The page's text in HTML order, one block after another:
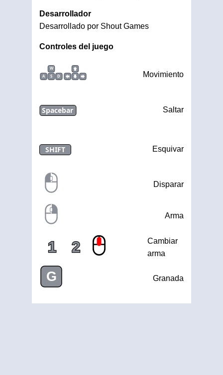
Desarrollador
Desarrollado por Shout Games
Controles del juego
W
A
S D Movimiento
Spacebar Saltar
SHIFT Esquivar
Disparar
Arma
1 2
Cambiar
arma
G Granada